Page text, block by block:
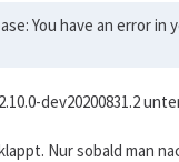
You have an error in
dev20200831.2
Nur sobald man